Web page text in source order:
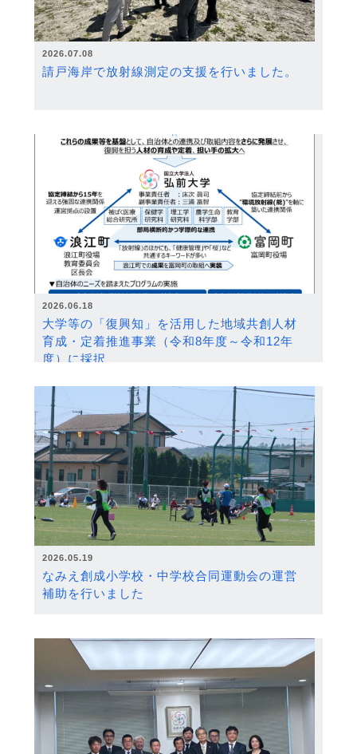
2026.07.08
請戸海岸で放射線測定の支援を行いました。
2026.06.18
大学等の「復興知」を活用した地域共創人材
育成・定着推進事業（令和8年度～令和12年
度）に採択
2026.05.19
なみえ創成小学校・中学校合同運動会の運営
補助を行いました